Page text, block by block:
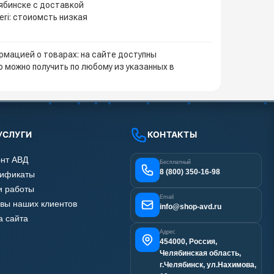
с доставкой
стоиомсть низкая
о товарах: на сайте доступны
получить по любому из указанных в
АВД
работы
наших клиентов
сайта
КОНТАКТЫ
Бесплатный
8 (800) 350-16-98
Email
info@shop-avd.ru
Адрес
454000, Россия,
Челябинская область,
г.Челябинск, ул.Нахимова,